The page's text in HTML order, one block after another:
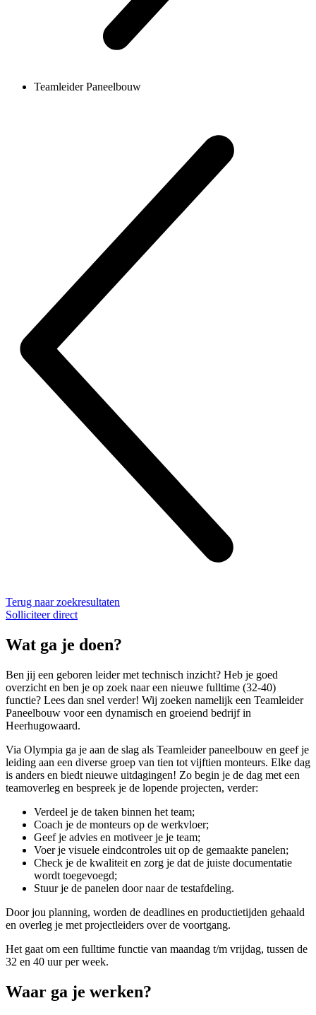
Teamleider Paneelbouw
Terug naar zoekresultaten
Solliciteer direct
Wat ga je doen?
Ben jij een geboren leider met technisch inzicht? Heb je goed
overzicht en ben je op zoek naar een nieuwe fulltime (32-40)
functie? Lees dan snel verder! Wij zoeken namelijk een Teamleider
Paneelbouw voor een dynamisch en groeiend bedrijf in
Heerhugowaard.
Via Olympia ga je aan de slag als Teamleider paneelbouw en geef je
leiding aan een diverse groep van tien tot vijftien monteurs. Elke dag
is anders en biedt nieuwe uitdagingen! Zo begin je de dag met een
teamoverleg en bespreek je de lopende projecten, verder:
Verdeel je de taken binnen het team;
Coach je de monteurs op de werkvloer;
Geef je advies en motiveer je je team;
Voer je visuele eindcontroles uit op de gemaakte panelen;
Check je de kwaliteit en zorg je dat de juiste documentatie
wordt toegevoegd;
Stuur je de panelen door naar de testafdeling.
Door jou planning, worden de deadlines en productietijden gehaald
en overleg je met projectleiders over de voortgang.
Het gaat om een fulltime functie van maandag t/m vrijdag, tussen de
32 en 40 uur per week.
Waar ga je werken?